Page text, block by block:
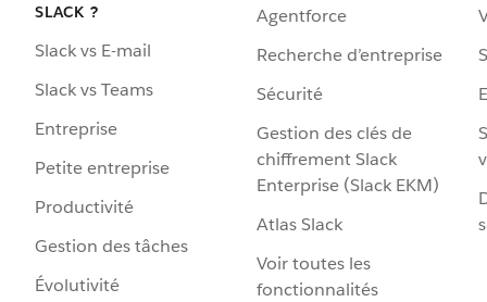
SLACK ?
Slack vs E-mail
Slack vs Teams
Entreprise
Petite entreprise
Productivité
Gestion des tâches
Évolutivité
Agentforce
Recherche d’entreprise
Sécurité
Gestion des clés de
chiffrement Slack
Enterprise (Slack EKM)
Atlas Slack
Voir toutes les
fonctionnalités